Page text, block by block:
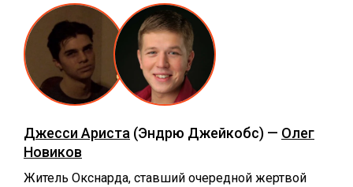
Джесси Ариста (Эндрю Джейкобс) — Олег
Новиков
Житель Окснарда, ставший очередной жертвой